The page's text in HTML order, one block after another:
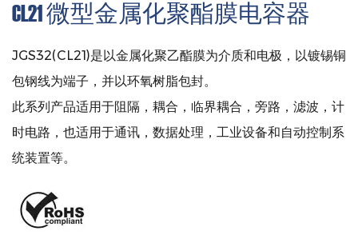
CL21 微型金属化聚酯膜电容器
JGS32(CL21)是以金属化聚乙酯膜为介质和电极，以镀锡铜
包钢线为端子，并以环氧树脂包封。
此系列产品适用于阻隔，耦合，临界耦合，旁路，滤波，计
时电路，也适用于通讯，数据处理，工业设备和自动控制系
统装置等。